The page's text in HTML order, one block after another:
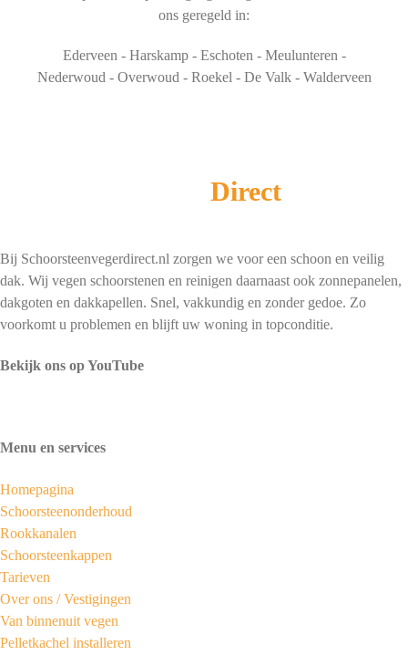
ons geregeld in:
Ederveen - Harskamp - Eschoten - Meulunteren -
Nederwoud - Overwoud - Roekel - De Valk - Walderveen
Direct
Bij Schoorsteenvegerdirect.nl zorgen we voor een schoon en veilig
dak. Wij vegen schoorstenen en reinigen daarnaast ook zonnepanelen,
dakgoten en dakkapellen. Snel, vakkundig en zonder gedoe. Zo
voorkomt u problemen en blijft uw woning in topconditie.
Bekijk ons op YouTube
Menu en services
Homepagina
Schoorsteenonderhoud
Rookkanalen
Schoorsteenkappen
Tarieven
Over ons /Vestigingen
Van binnenuit vegen
Pelletkachel installeren